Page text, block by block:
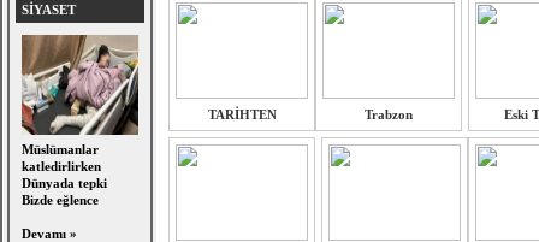
SİYASET
Müslümanlar
katledirlirken
Dünyada tepki
Bizde eğlence
Devamı »
TARİHTEN Trabzon Eski